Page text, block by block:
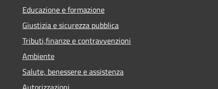
Educazione e formazione
Giustizia e sicurezza pubblica
Tributi,finanze e contravvenzioni
Ambiente
Salute, benessere e assistenza